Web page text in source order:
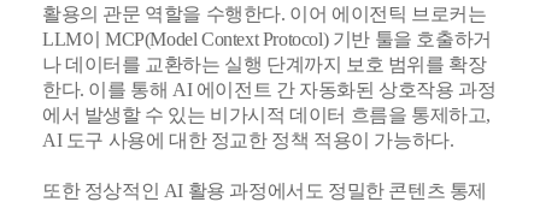
활용의 관문 역할을 수행한다. 이어 에이전틱 브로커는
LLM이 MCP(Model Context Protocol) 기반 툴을 호출하거
나 데이터를 교환하는 실행 단계까지 보호 범위를 확장
한다. 이를 통해 AI 에이전트 간 자동화된 상호작용 과정
에서 발생할 수 있는 비가시적 데이터 흐름을 통제하고,
AI 도구 사용에 대한 정교한 정책 적용이 가능하다.
또한 정상적인 AI 활용 과정에서도 정밀한 콘텐츠 통제